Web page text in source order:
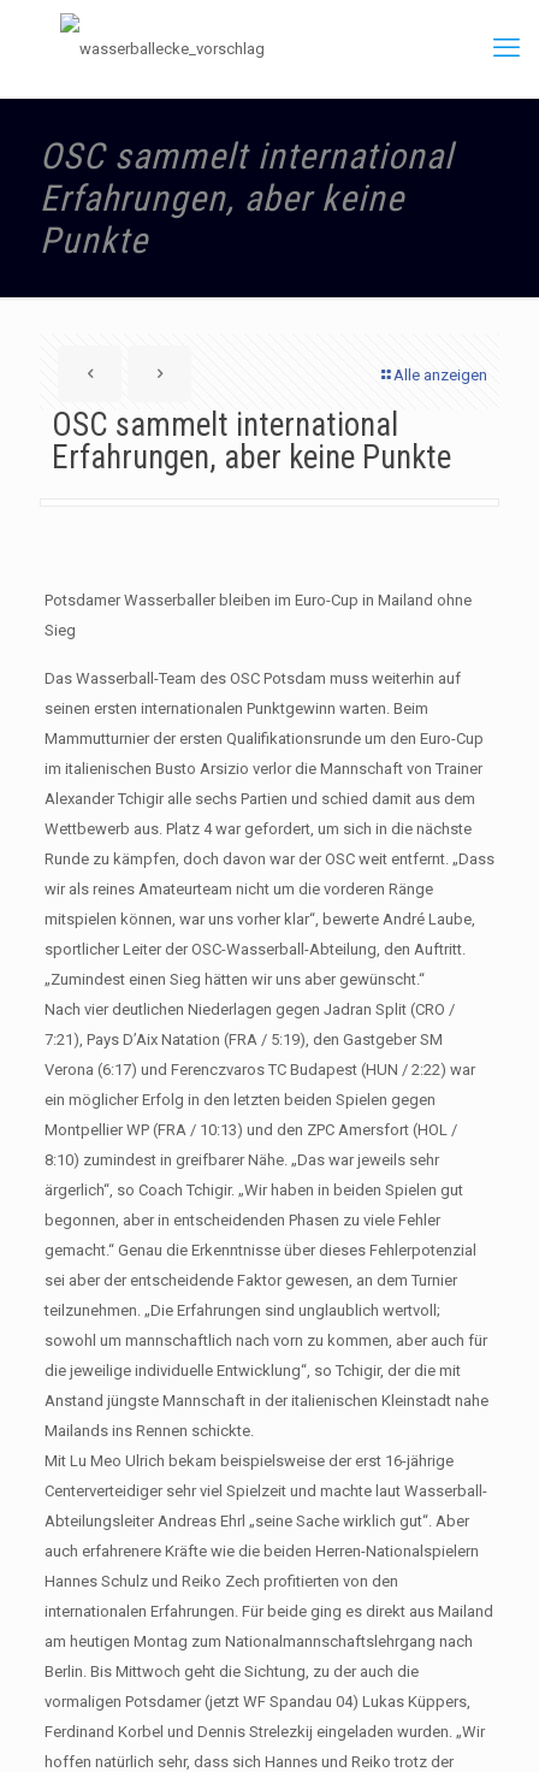
OSC sammelt international
Erfahrungen, aber keine
Punkte
Alle anzeigen
OSC sammelt international
Erfahrungen, aber keine Punkte
Potsdamer Wasserballer bleiben im Euro-Cup in Mailand ohne
Sieg
Das Wasserball-Team des OSC Potsdam muss weiterhin auf
seinen ersten internationalen Punktgewinn warten. Beim
Mammutturnier der ersten Qualifikationsrunde um den Euro-Cup
im italienischen Busto Arsizio verlor die Mannschaft von Trainer
Alexander Tchigir alle sechs Partien und schied damit aus dem
Wettbewerb aus. Platz 4 war gefordert, um sich in die nächste
Runde zu kämpfen, doch davon war der OSC weit entfernt. „Dass
wir als reines Amateurteam nicht um die vorderen Ränge
mitspielen können, war uns vorher klar“, bewerte André Laube,
sportlicher Leiter der OSC-Wasserball-Abteilung, den Auftritt.
„Zumindest einen Sieg hätten wir uns aber gewünscht.“
Nach vier deutlichen Niederlagen gegen Jadran Split (CRO /
7:21), Pays D’Aix Natation (FRA / 5:19), den Gastgeber SM
Verona (6:17) und Ferenczvaros TC Budapest (HUN / 2:22) war
ein möglicher Erfolg in den letzten beiden Spielen gegen
Montpellier WP (FRA / 10:13) und den ZPC Amersfort (HOL /
8:10) zumindest in greifbarer Nähe. „Das war jeweils sehr
ärgerlich“, so Coach Tchigir. „Wir haben in beiden Spielen gut
begonnen, aber in entscheidenden Phasen zu viele Fehler
gemacht.“ Genau die Erkenntnisse über dieses Fehlerpotenzial
sei aber der entscheidende Faktor gewesen, an dem Turnier
teilzunehmen. „Die Erfahrungen sind unglaublich wertvoll;
sowohl um mannschaftlich nach vorn zu kommen, aber auch für
die jeweilige individuelle Entwicklung“, so Tchigir, der die mit
Anstand jüngste Mannschaft in der italienischen Kleinstadt nahe
Mailands ins Rennen schickte.
Mit Lu Meo Ulrich bekam beispielsweise der erst 16-jährige
Centerverteidiger sehr viel Spielzeit und machte laut Wasserball-
Abteilungsleiter Andreas Ehrl „seine Sache wirklich gut“. Aber
auch erfahrenere Kräfte wie die beiden Herren-Nationalspielern
Hannes Schulz und Reiko Zech profitierten von den
internationalen Erfahrungen. Für beide ging es direkt aus Mailand
am heutigen Montag zum Nationalmannschaftslehrgang nach
Berlin. Bis Mittwoch geht die Sichtung, zu der auch die
vormaligen Potsdamer (jetzt WF Spandau 04) Lukas Küppers,
Ferdinand Korbel und Dennis Strelezkij eingeladen wurden. „Wir
hoffen natürlich sehr, dass sich Hannes und Reiko trotz der